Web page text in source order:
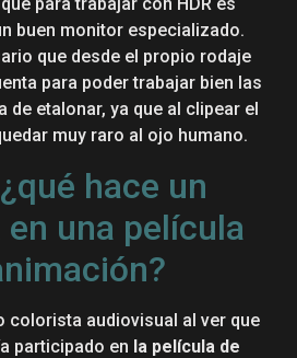
buen monitor especializado.
que desde el propio rodaje
para poder trabajar bien las
de etalonar, ya que al clipear el
muy raro al ojo humano.
hace un
una película
colorista audiovisual al ver que
participado en la película de